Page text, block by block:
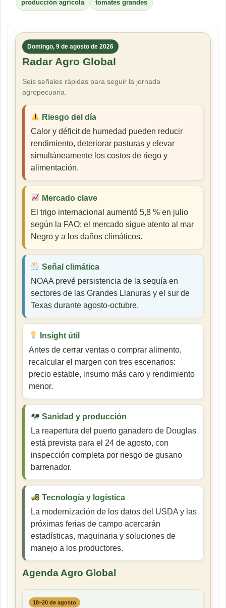
producción agrícola tomates grandes
Domingo, 9 de agosto de 2026
Radar Agro Global
Seis señales rápidas para seguir la jornada
agropecuaria.
Riesgo del día
Calor y déficit de humedad pueden reducir
rendimiento, deteriorar pasturas y elevar
simultáneamente los costos de riego y
alimentación.
Mercado clave
El trigo internacional aumentó 5,8 % en julio
según la FAO; el mercado sigue atento al mar
Negro y a los daños climáticos.
Señal climática
NOAA prevé persistencia de la sequía en
sectores de las Grandes Llanuras y el sur de
Texas durante agosto-octubre.
Insight útil
Antes de cerrar ventas o comprar alimento,
recalcular el margen con tres escenarios:
precio estable, insumo más caro y rendimiento
menor.
Sanidad y producción
La reapertura del puerto ganadero de Douglas
está prevista para el 24 de agosto, con
inspección completa por riesgo de gusano
barrenador.
Tecnología y logística
La modernización de los datos del USDA y las
próximas ferias de campo acercarán
estadísticas, maquinaria y soluciones de
manejo a los productores.
Agenda Agro Global
18–20 de agosto